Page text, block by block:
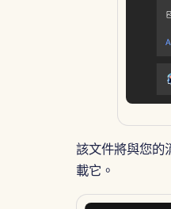
該文件將與您的
載它。